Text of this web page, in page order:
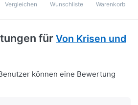
Vergleichen Wunschliste Warenkorb
für Von Krisen und
können eine Bewertung